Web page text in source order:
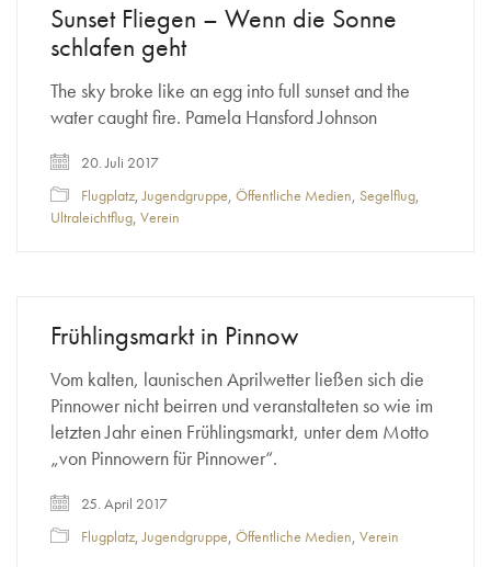
Sunset Fliegen – Wenn die Sonne
schlafen geht
The sky broke like an egg into full sunset and the
water caught fire. Pamela Hansford Johnson
20. Juli 2017
Flugplatz,Jugendgruppe, Öffentliche Medien, Segelflug,
Ultraleichtflug, Verein
Frühlingsmarkt in Pinnow
Vom kalten, launischen Aprilwetter ließen sich die
Pinnower nicht beirren und veranstalteten so wie im
letzten Jahr einen Frühlingsmarkt, unter dem Motto
„von Pinnowern für Pinnower“.
25. April 2017
Flugplatz,Jugendgruppe, Öffentliche Medien, Verein